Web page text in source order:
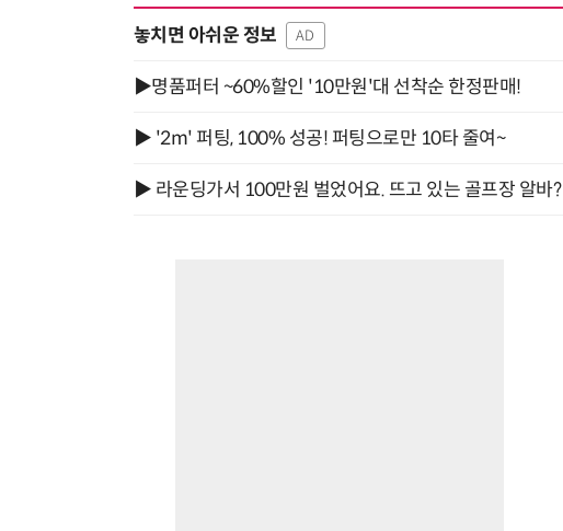
놓치면 아쉬운 정보 AD
▶명품퍼터 ~60%할인 '10만원'대 선착순 한정판매!
▶ '2m' 퍼팅, 100% 성공! 퍼팅으로만 10타 줄여~
▶ 라운딩가서 100만원 벌었어요. 뜨고 있는 골프장 알바?